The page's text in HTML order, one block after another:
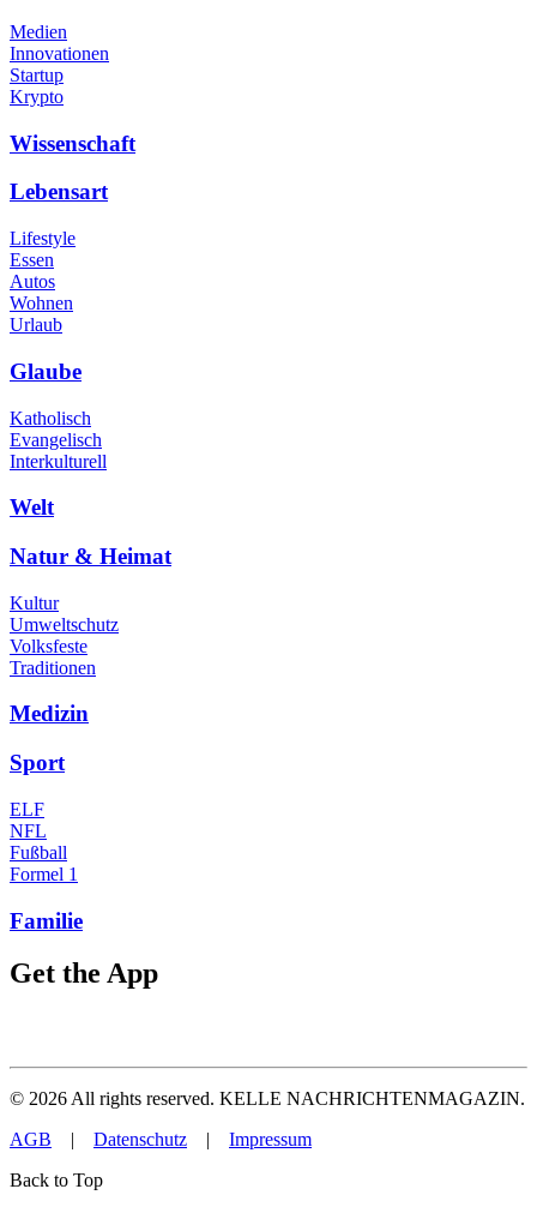
Medien
Innovationen
Startup
Krypto
Wissenschaft
Lebensart
Lifestyle
Essen
Autos
Wohnen
Urlaub
Glaube
Katholisch
Evangelisch
Interkulturell
Welt
Natur & Heimat
Kultur
Umweltschutz
Volksfeste
Traditionen
Medizin
Sport
ELF
NFL
Fußball
Formel 1
Familie
Get the App
© 2026 All rights reserved. KELLE NACHRICHTENMAGAZIN.
AGB | Datenschutz | Impressum
Back to Top